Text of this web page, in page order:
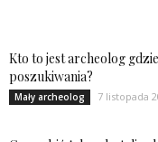
Kto to jest archeolog
poszukiwania?
Mały archeolog 7 listopada